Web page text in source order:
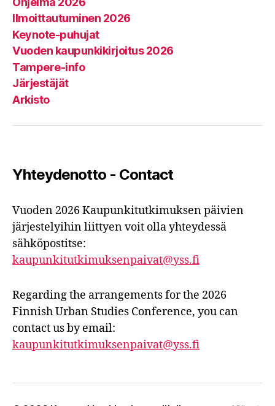
Ilmoittautuminen 2026
Keynote-puhujat
Vuoden kaupunkikirjoitus 2026
Tampere-info
Järjestäjät
Arkisto
Yhteydenotto - Contact
Vuoden 2026 Kaupunkitutkimuksen päivien
järjestelyihin liittyen voit olla yhteydessä
sähköpostitse:
kaupunkitutkimuksenpaivat@yss.fi
Regarding the arrangements for the 2026
Finnish Urban Studies Conference, you can
contact us by email:
kaupunkitutkimuksenpaivat@yss.fi